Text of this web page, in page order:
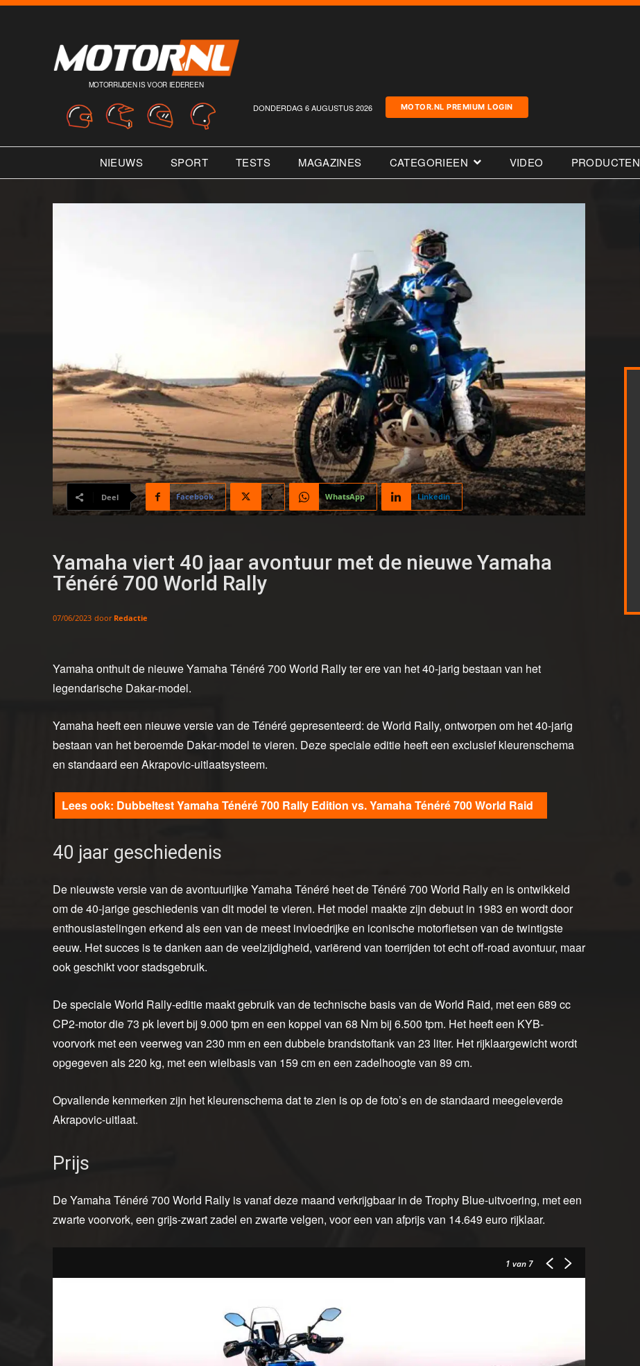
MOTORRIJDEN IS VOOR IEDEREEN
DONDERDAG 6 AUGUSTUS 2026 MOTOR.NL PREMIUM LOGIN
NIEUWS SPORT TESTS MAGAZINES CATEGORIEEN VIDEO PRODUCTEN
Deel Facebook X WhatsApp Linkedin
Yamaha viert 40 jaar avontuur met de nieuwe Yamaha
Ténéré 700 World Rally
07/06/2023 door Redactie
Yamaha onthult de nieuwe Yamaha Ténéré 700 World Rally ter ere van het 40-jarig bestaan van het
legendarische Dakar-model.
Yamaha heeft een nieuwe versie van de Ténéré gepresenteerd: de World Rally, ontworpen om het 40-jarig
bestaan van het beroemde Dakar-model te vieren. Deze speciale editie heeft een exclusief kleurenschema
en standaard een Akrapovic-uitlaatsysteem.
Dubbeltest Yamaha Ténéré 700 Rally Edition vs. Yamaha Ténéré 700 World Raid
40 jaar geschiedenis
De nieuwste versie van de avontuurlijke Yamaha Ténéré heet de Ténéré 700 World Rally en is ontwikkeld
om de 40-jarige geschiedenis van dit model te vieren. Het model maakte zijn debuut in 1983 en wordt door
enthousiastelingen erkend als een van de meest invloedrijke en iconische motorfietsen van de twintigste
eeuw. Het succes is te danken aan de veelzijdigheid, variërend van toerrijden tot echt off-road avontuur, maar
ook geschikt voor stadsgebruik.
De speciale World Rally-editie maakt gebruik van de technische basis van de World Raid, met een 689 cc
CP2-motor die 73 pk levert bij 9.000 tpm en een koppel van 68 Nm bij 6.500 tpm. Het heeft een KYB-
voorvork met een veerweg van 230 mm en een dubbele brandstoftank van 23 liter. Het rijklaargewicht wordt
opgegeven als 220 kg, met een wielbasis van 159 cm en een zadelhoogte van 89 cm.
Opvallende kenmerken zijn het kleurenschema dat te zien is op de foto’s en de standaard meegeleverde
Akrapovic-uitlaat.
Prijs
De Yamaha Ténéré 700 World Rally is vanaf deze maand verkrijgbaar in de Trophy Blue-uitvoering, met een
zwarte voorvork, een grijs-zwart zadel en zwarte velgen, voor een van afprijs van 14.649 euro rijklaar.
1 van 7